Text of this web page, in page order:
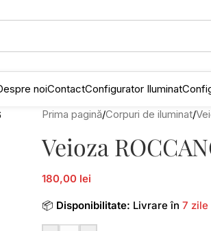
noiContactConfigurator Iluminat
Prima pagină/Corpuri de iluminat/
Veioza
180,00 lei
📦 Disponibilitate: Livrare în 7